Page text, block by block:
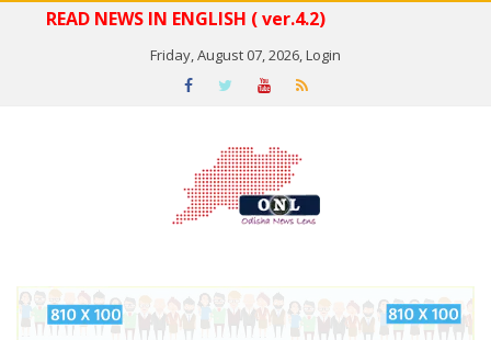
READ NEWS IN ENGLISH ( ver.4.2)
Friday, August 07, 2026,Login